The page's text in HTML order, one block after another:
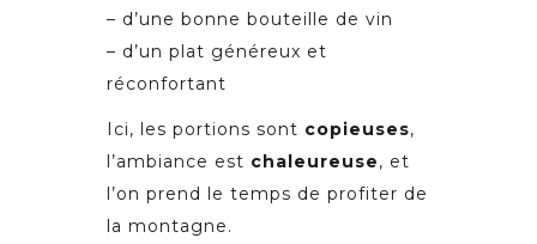
– d’une bonne bouteille de vin
– d’un plat généreux et
réconfortant
Ici, les portions sont copieuses,
l’ambiance est chaleureuse, et
l’on prend le temps de profiter de
la montagne.